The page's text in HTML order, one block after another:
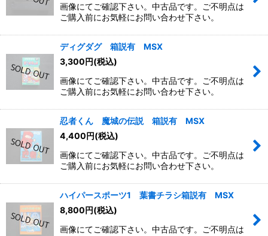
画像にてご確認下さい。中古品です。ご不明点は
ご購入前にお気軽にお問い合わせ下さい。
ディグダグ 箱説有 MSX
3,300円(税込)
画像にてご確認下さい。中古品です。ご不明点は
ご購入前にお気軽にお問い合わせ下さい。
忍者くん 魔城の伝説 箱説有 MSX
4,400円(税込)
画像にてご確認下さい。中古品です。ご不明点は
ご購入前にお気軽にお問い合わせ下さい。
ハイパースポーツ1 葉書チラシ箱説有 MSX
8,800円(税込)
画像にてご確認下さい。中古品です。ご不明点は